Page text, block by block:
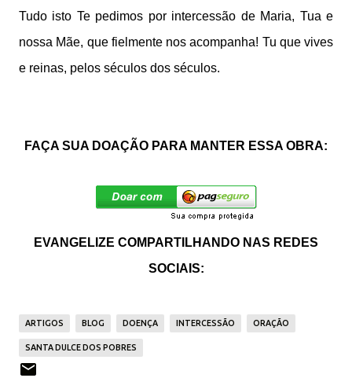
Tudo isto Te pedimos por intercessão de Maria, Tua e
nossa Mãe, que fielmente nos acompanha! Tu que vives
e reinas, pelos séculos dos séculos.
FAÇA SUA DOAÇÃO PARA MANTER ESSA OBRA:
EVANGELIZE COMPARTILHANDO NAS REDES
SOCIAIS:
ARTIGOS BLOG DOENÇA INTERCESSÃO ORAÇÃO
SANTA DULCE DOS POBRES